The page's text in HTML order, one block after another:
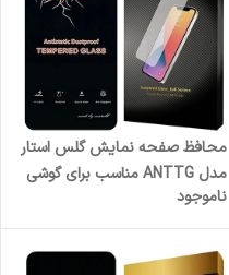
محافظ صفحه نمایش گلس استار
مدل ANTTG مناسب برای گوشی
5G
ناموجود